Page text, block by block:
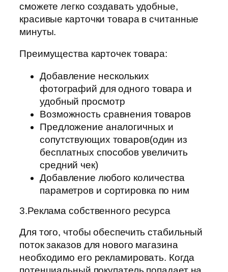
сможете легко создавать удобные,
красивые карточки товара в считанные
минуты.
Преимущества карточек товара:
Добавление нескольких
фотографий для одного товара и
удобный просмотр
Возможность сравнения товаров
Предложение аналогичных и
сопутствующих товаров(один из
бесплатных способов увеличить
средний чек)
Добавление любого количества
параметров и сортировка по ним
3.Реклама собственного ресурса
Для того, чтобы обеспечить стабильный
поток заказов для нового магазина
необходимо его рекламировать. Когда